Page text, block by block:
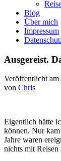
Blog
Über mich
Impressum
Ausgereist.
Veröffentlicht am
von Chris
Eigentlich hätte
können. Nur
Jahre waren
nichts mit Reisen